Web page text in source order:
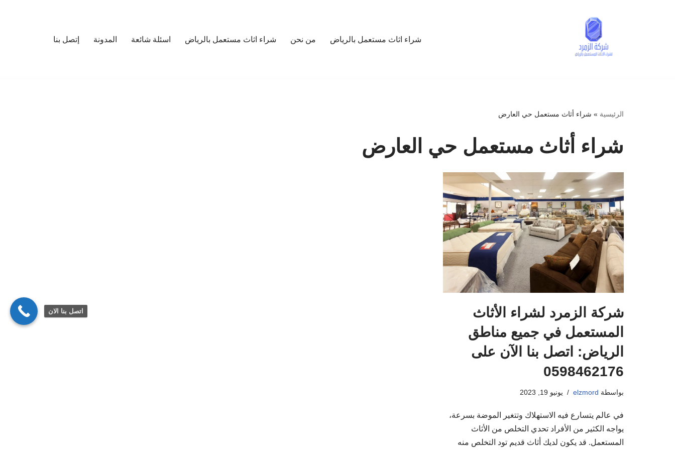
شراء اثاث مستعمل بالرياض من نحن شراء اثاث مستعمل بالرياض اسئلة شائعة المدونة إتصل بنا
الرئيسية » شراء أثاث مستعمل حي العارض
شراء أثاث مستعمل حي العارض
شركة الزمرد لشراء الأثاث
المستعمل في جميع مناطق
الرياض: اتصل بنا الآن على
0598462176
بواسطة elzmord يونيو 19, 2023
في عالم يتسارع فيه الاستهلاك وتتغير الموضة بسرعة،
يواجه الكثير من الأفراد تحدي التخلص من الأثاث
المستعمل. قد يكون لديك أثاث قديم تود التخلص منه
اتصل بنا الان